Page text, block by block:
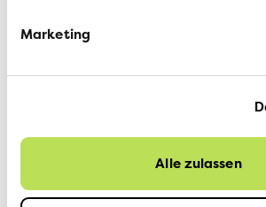
Marketing
Alle zulassen